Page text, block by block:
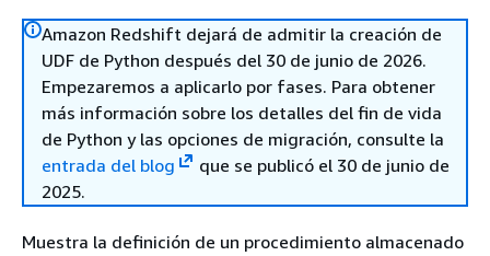
Amazon Redshift dejará de admitir la creación de
UDF de Python después del 30 de junio de 2026.
Empezaremos a aplicarlo por fases. Para obtener
más información sobre los detalles del fin de vida
de Python y las opciones de migración, consulte la
entrada del blog
que se publicó el 30 de junio de
2025.
Muestra la definición de un procedimiento almacenado